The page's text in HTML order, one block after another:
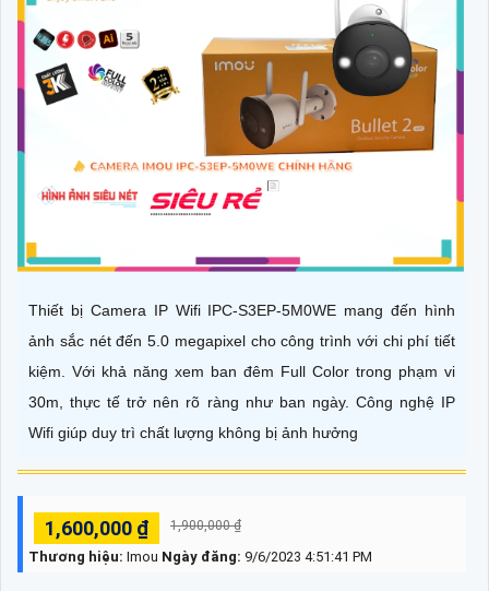
Thiết bị Camera IP Wifi IPC-S3EP-5M0WE mang đến hình
ảnh sắc nét đến 5.0 megapixel cho công trình với chi phí tiết
kiệm. Với khả năng xem ban đêm Full Color trong phạm vi
30m, thực tế trở nên rõ ràng như ban ngày. Công nghệ IP
Wifi giúp duy trì chất lượng không bị ảnh hưởng
1,600,000 ₫ 1,900,000 ₫
Thương hiệu: Imou Ngày đăng: 9/6/2023 4:51:41 PM